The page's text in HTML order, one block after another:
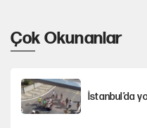
Çok Okunanlar
İstanbul’da